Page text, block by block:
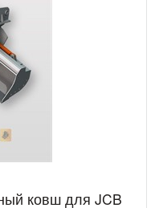
ковш для JCB